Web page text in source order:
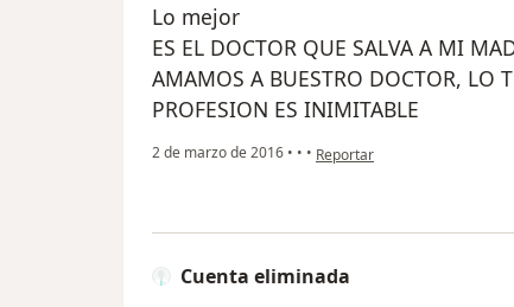
Lo mejor
ES EL DOCTOR QUE SALVA A MI
AMAMOS A BUESTRO DOCTOR, LO
PROFESION ES INIMITABLE
2 de marzo de 2016 • • • en opinión del usuario Cuenta
Reportar
Cuenta eliminada